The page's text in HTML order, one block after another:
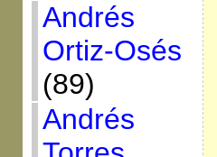
Andrés
Ortiz-Osés
(89)
Andrés